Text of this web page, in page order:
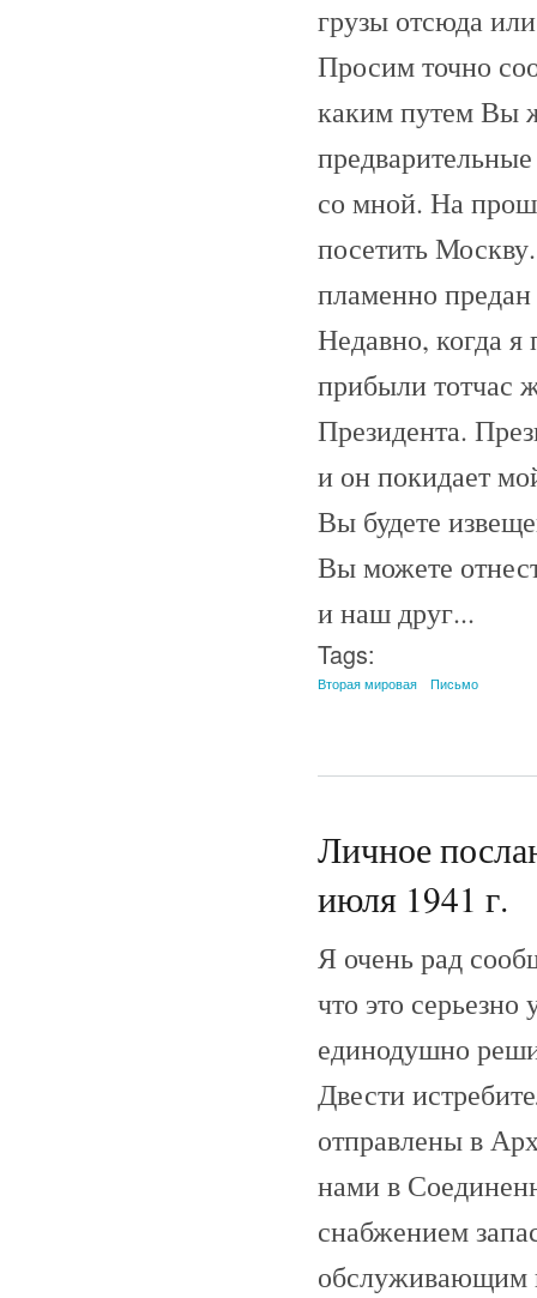
грузы отсюда
Просим точно
каким путем Вы
со мной. На
посетить
пламенно
Недавно, когда я
прибыли тотчас
Президента.
и он покидает
Вы будете
Вы можете
и наш друг...
Tags:
Вторая мировая Письмо
Личное
июля 1941 г.
Я очень рад
что это
единодушно
Двести
отправлены в
нами в
снабжением
обслуживающим